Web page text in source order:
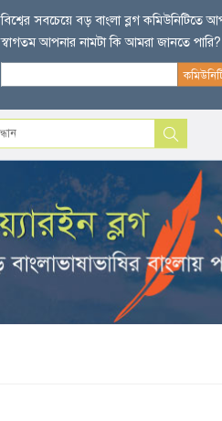
বিশ্বের সবচেয়ে বড় বাংলা ব্লগ কমিউনিটিতে
স্বাগতম আপনার নামটা কি আমরা জানতে পারি?